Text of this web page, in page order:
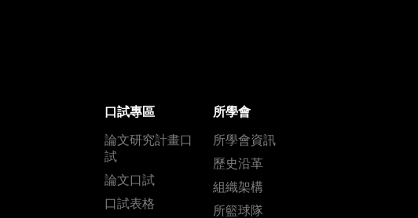
口試專區
論文研究計畫口
試
論文口試
口試表格
所學會
所學會資訊
歷史沿革
組織架構
所籃球隊